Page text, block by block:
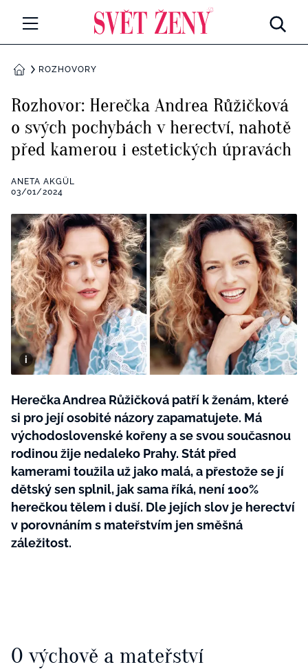
Všechny kategorie
Rozhovory
RETROHUBKY
Všechny kategorie
Seberozvoj
Všechny kategorie
Životní styl
ZÁBAVA
Všechny kategorie
Testy a kvízy
BYDLENÍ
Všechny kategorie
Tvoření
Rady a tipy
BurdaMedia
Extra
SVĚT ŽENY - 599 KČ
ROČNÍ PŘEDPLATNÉ SVĚT ŽENY +
DOMŮROZHOVORY
Rozhovor: Herečka Andrea Růžičková
o svých pochybách v herectví, nahotě
před kamerou i estetických úpravách
ANETA AKGÜL
03/01/2024
Herečka Andrea Růžičková patří k ženám, které
si pro její osobité názory zapamatujete. Má
východoslovenské kořeny a se svou současnou
rodinou žije nedaleko Prahy. Stát před
kamerami toužila už jako malá, a přestože se jí
dětský sen splnil, jak sama říká, není 100%
herečkou tělem i duší. Dle jejích slov je herectví
v porovnáním s mateřstvím jen směšná
záležitost.
O výchově a mateřství